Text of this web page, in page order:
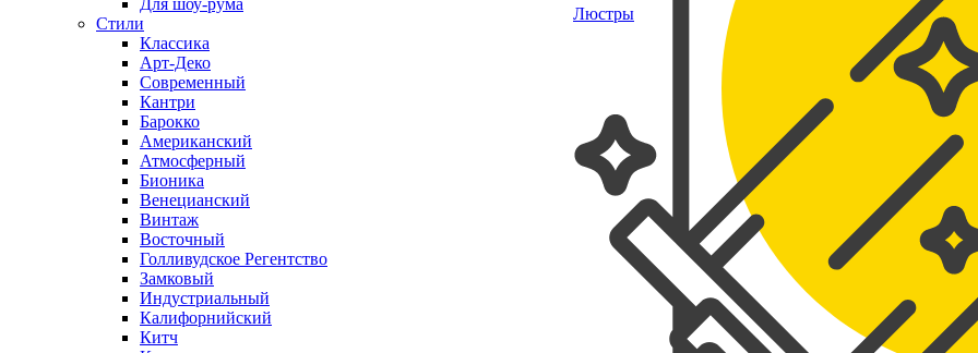
Люстры
Для шоу-рума
Стили
Классика
Арт-Деко
Современный
Кантри
Барокко
Американский
Атмосферный
Бионика
Венецианский
Винтаж
Восточный
Голливудское Регентство
Замковый
Индустриальный
Калифорнийский
Китч